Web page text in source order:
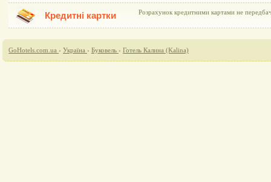
Кредитні картки Розрахунок кредитними картами не
GoHotels.com.ua › Україна › Буковель › Готель Калина (Kalina)